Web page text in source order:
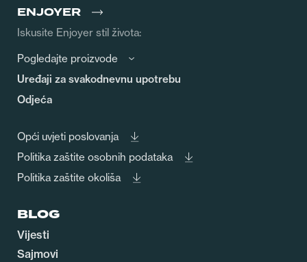
ENJOYER
Iskusite Enjoyer stil života:
Pogledajte proizvode
Uređaji za svakodnevnu upotrebu
Odjeća
Opći uvjeti poslovanja
Politika zaštite osobnih podataka
Politika zaštite okoliša
BLOG
Vijesti
Sajmovi